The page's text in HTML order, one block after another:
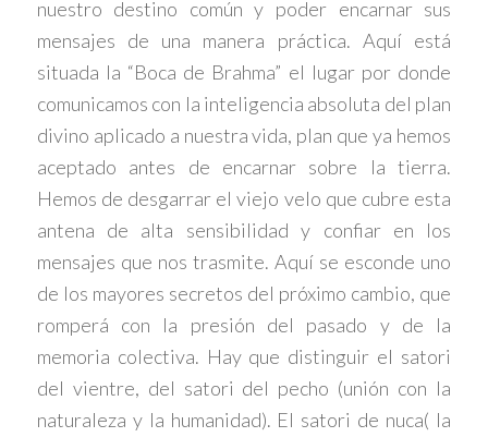
nuestro destino común y poder encarnar sus
mensajes de una manera práctica. Aquí está
situada la “Boca de Brahma” el lugar por donde
comunicamos con la inteligencia absoluta del plan
divino aplicado a nuestra vida, plan que ya hemos
aceptado antes de encarnar sobre la tierra.
Hemos de desgarrar el viejo velo que cubre esta
antena de alta sensibilidad y confiar en los
mensajes que nos trasmite. Aquí se esconde uno
de los mayores secretos del próximo cambio, que
romperá con la presión del pasado y de la
memoria colectiva. Hay que distinguir el satori
del vientre, del satori del pecho (unión con la
naturaleza y la humanidad). El satori de nuca( la